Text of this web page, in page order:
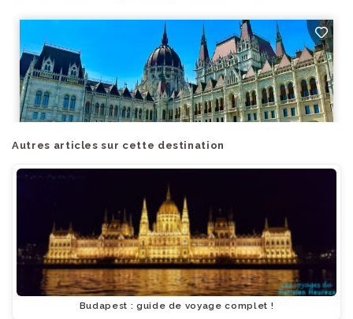
Autres articles sur cette destination
Budapest : guide de voyage complet !